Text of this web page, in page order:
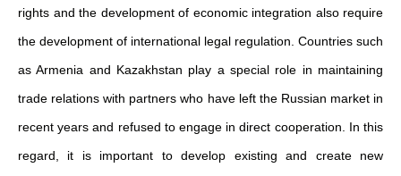
rights and the development of economic integration also require
the development of international legal regulation. Countries such
as Armenia and Kazakhstan play a special role in maintaining
trade relations with partners who have left the Russian market in
recent years and refused to engage in direct cooperation. In this
regard, it is important to develop existing and create new